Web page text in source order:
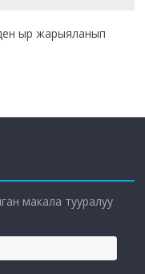
ыр жарыяланып
макала тууралуу